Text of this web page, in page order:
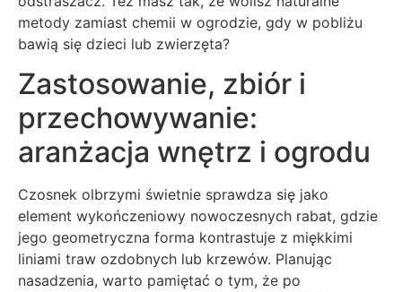
metody zamiast chemii w ogrodzie, gdy w pobliżu
bawią się dzieci lub zwierzęta?
Zastosowanie, zbiór i
przechowywanie:
aranżacja wnętrz i ogrodu
Czosnek olbrzymi świetnie sprawdza się jako
element wykończeniowy nowoczesnych rabat, gdzie
jego geometryczna forma kontrastuje z miękkimi
liniami traw ozdobnych lub krzewów. Planując
nasadzenia, warto pamiętać o tym, że po